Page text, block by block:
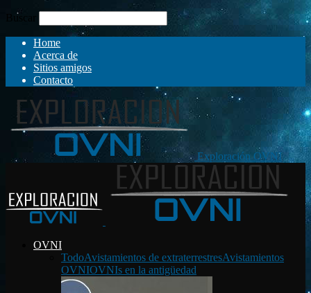
Buscar
Home
Acerca de
Sitios amigos
Contacto
Exploración OVNI
OVNI
TodoAvistamientos de extraterrestresAvistamientos
OVNIOVNIs en la antigüedad